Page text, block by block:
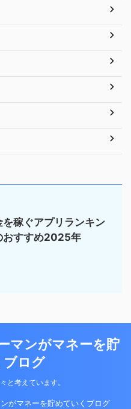
稼ぐアプリランキン
おすすめ2025年
マンがマネーを貯
ブログ
と考えています。
がマネーを貯めていくブログ